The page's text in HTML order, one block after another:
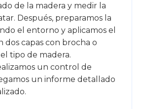
de la madera y medir la
Después, preparamos la
el entorno y aplicamos el
dos capas con brocha o
tipo de madera.
un control de
un informe detallado